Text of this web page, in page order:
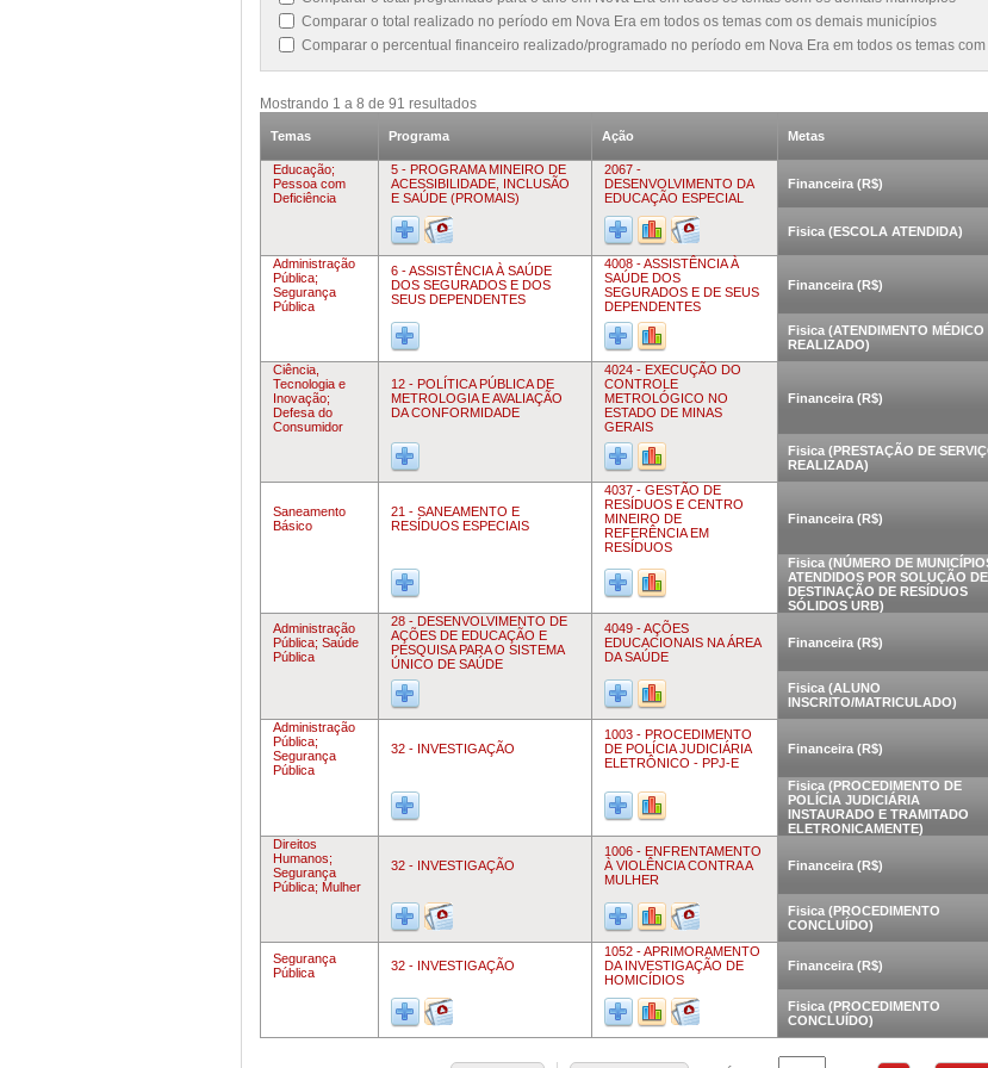
Comparar o total realizado no período em Nova Era em todos os temas com os demais municípios
Comparar o percentual financeiro realizado/programado no período em Nova Era em todos os temas
Mostrando 1 a 8 de 91 resultados
Temas Programa Ação Metas
Educação;
Pessoa com
Deficiência
5 - PROGRAMA MINEIRO DE
ACESSIBILIDADE, INCLUSÃO
E SAÚDE (PROMAIS)
2067 -
DESENVOLVIMENTO DA
EDUCAÇÃO ESPECIAL
Financeira (R$)
Fisica (ESCOLA ATENDIDA)
Administração
Pública;
Segurança
Pública
6 - ASSISTÊNCIA À SAÚDE
DOS SEGURADOS E DOS
SEUS DEPENDENTES
4008 - ASSISTÊNCIA À
SAÚDE DOS
SEGURADOS E DE SEUS
DEPENDENTES
Financeira (R$)
Fisica (ATENDIMENTO MÉDICO
REALIZADO)
Ciência,
Tecnologia e
Inovação;
Defesa do
Consumidor
12 - POLÍTICA PÚBLICA DE
METROLOGIA E AVALIAÇÃO
DA CONFORMIDADE
4024 - EXECUÇÃO DO
CONTROLE
METROLÓGICO NO
ESTADO DE MINAS
GERAIS
Financeira (R$)
Fisica (PRESTAÇÃO DE
REALIZADA)
Saneamento
Básico
21 - SANEAMENTO E
RESÍDUOS ESPECIAIS
4037 - GESTÃO DE
RESÍDUOS E CENTRO
MINEIRO DE
REFERÊNCIA EM
RESÍDUOS
Financeira (R$)
Fisica (NÚMERO DE
ATENDIDOS POR SOLUÇÃO DE
DESTINAÇÃO DE RESÍDUOS
SÓLIDOS URB)
Administração
Pública; Saúde
Pública
28 - DESENVOLVIMENTO DE
AÇÕES DE EDUCAÇÃO E
PESQUISA PARA O SISTEMA
ÚNICO DE SAÚDE
4049 - AÇÕES
EDUCACIONAIS NA ÁREA
DA SAÚDE
Financeira (R$)
Fisica (ALUNO
INSCRITO/MATRICULADO)
Administração
Pública;
Segurança
Pública
32 - INVESTIGAÇÃO
1003 - PROCEDIMENTO
DE POLÍCIA JUDICIÁRIA
ELETRÔNICO - PPJ-E
Financeira (R$)
Fisica (PROCEDIMENTO DE
POLÍCIA JUDICIÁRIA
INSTAURADO E TRAMITADO
ELETRONICAMENTE)
Direitos
Humanos;
Segurança
Pública; Mulher
32 - INVESTIGAÇÃO
1006 - ENFRENTAMENTO
À VIOLÊNCIA CONTRA A
MULHER
Financeira (R$)
Fisica (PROCEDIMENTO
CONCLUÍDO)
Segurança
Pública
32 - INVESTIGAÇÃO
1052 - APRIMORAMENTO
DA INVESTIGAÇÃO DE
HOMICÍDIOS
Financeira (R$)
Fisica (PROCEDIMENTO
CONCLUÍDO)